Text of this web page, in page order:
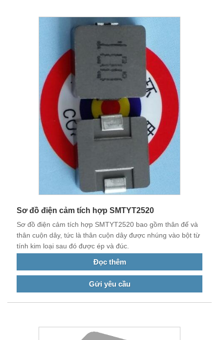
Sơ đồ điện cảm tích hợp SMTYT2520
Sơ đồ điện cảm tích hợp SMTYT2520 bao gồm thân đế và
thân cuộn dây, tức là thân cuộn dây được nhúng vào bột từ
tính kim loại sau đó được ép và đúc.
Đọc thêm
Gửi yêu cầu